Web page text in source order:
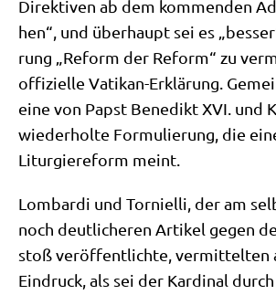
Direk­ti­ven ab dem kom­men­den
hen“, und über­haupt sei es
rung „Reform der Reform“ zu
offi­zi­el­le Vati­kan-Erklä­rung.
eine von Papst Bene­dikt XVI. und
wie­der­hol­te For­mu­lie­rung, die
Lit­ur­gie­re­form meint.
Lom­bar­di und Tor­ni­el­li, der am
noch deut­li­che­ren Arti­kel gegen
stoß ver­öf­fent­lich­te, ver­mit­tel­ten
Ein­druck, als sei der Kar­di­nal